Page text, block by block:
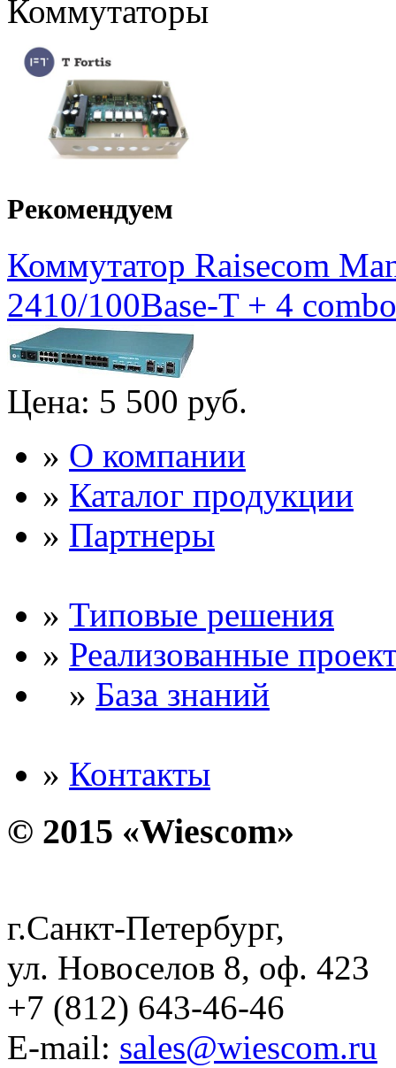
Коммутаторы
Рекомендуем
Коммутатор Raisecom
2410/100Base-T + 4
Цена: 5 500 руб.
» О компании
» Каталог продукции
» Партнеры
» Типовые решения
» Реализованные
» База знаний
» Контакты
© 2015 «Wiescom»
г.Санкт-Петербург,
ул. Новоселов 8, оф. 423
+7 (812) 643-46-46
E-mail: sales@wiescom.ru